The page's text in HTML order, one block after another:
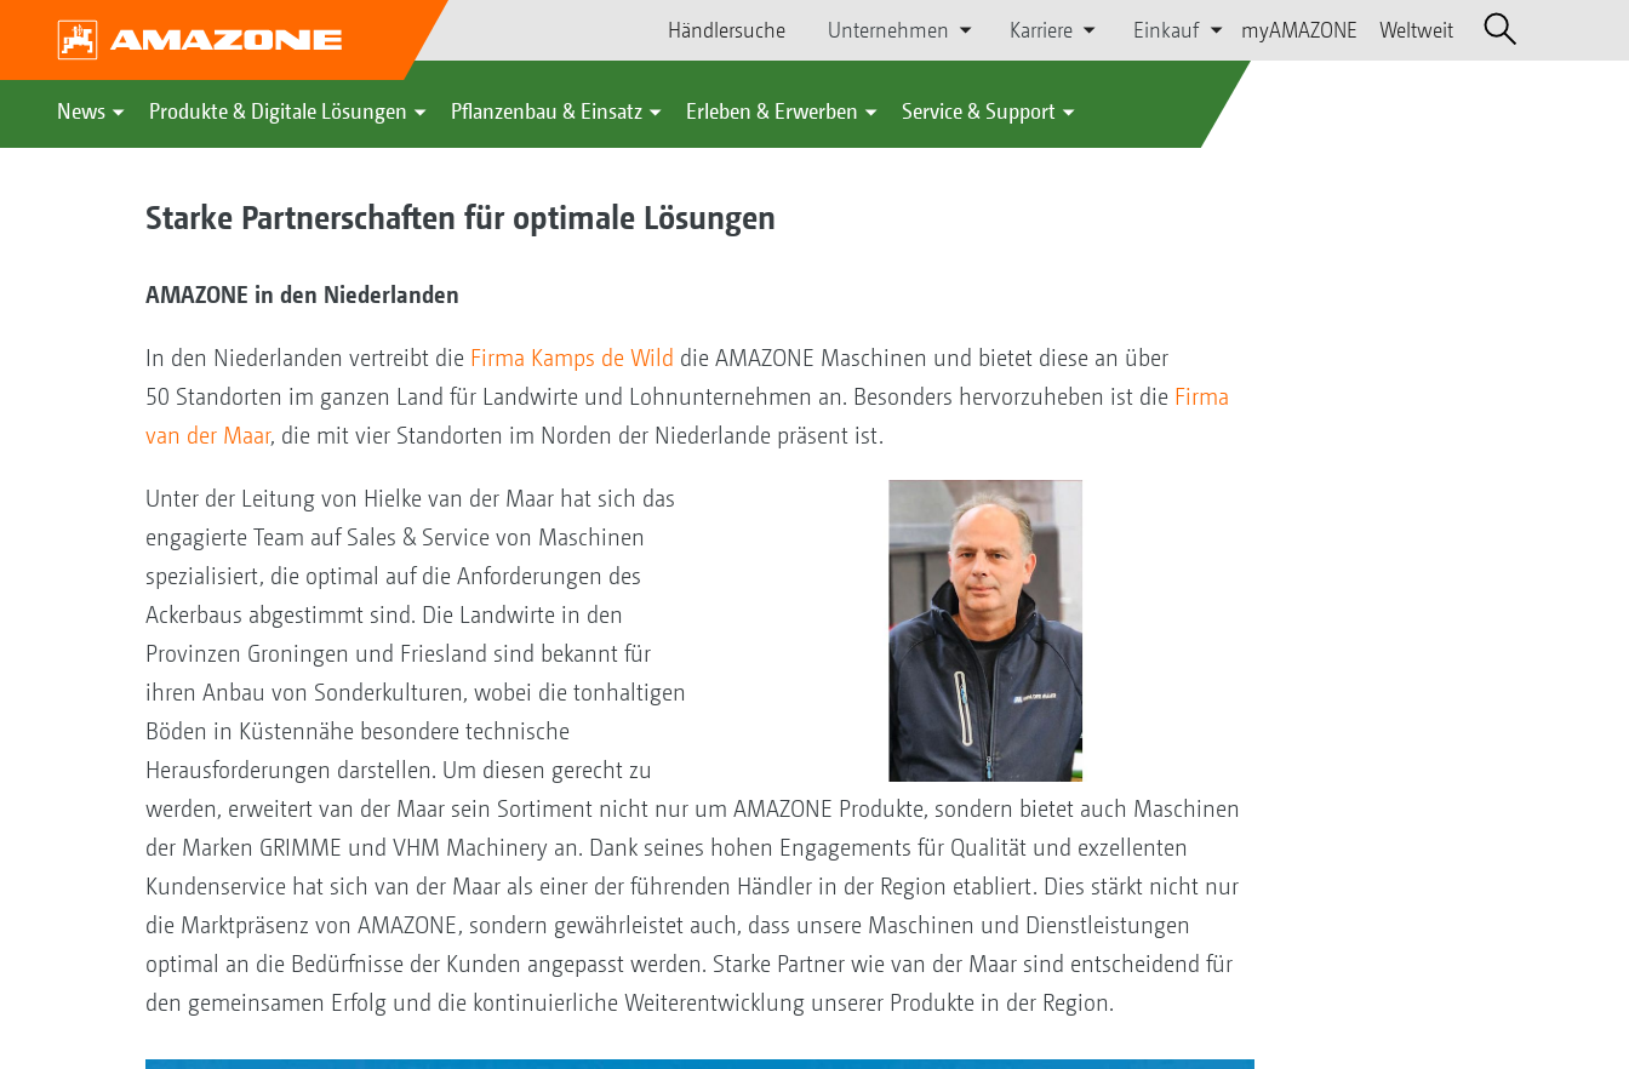
Händlersuche Unternehmen Karriere Einkauf myAMAZONE Weltweit
News Produkte & Digitale Lösungen Pflanzenbau & Einsatz Erleben & Erwerben Service & Support
Starke Partnerschaften für optimale Lösungen
AMAZONE in den Niederlanden
In den Niederlanden vertreibt die Firma Kamps de Wild die AMAZONE Maschinen und bietet diese an über
50 Standorten im ganzen Land für Landwirte und Lohnunternehmen an. Besonders hervorzuheben ist die Firma
van der Maar, die mit vier Standorten im Norden der Niederlande präsent ist.
Unter der Leitung von Hielke van der Maar hat sich das
engagierte Team auf Sales & Service von Maschinen
spezialisiert, die optimal auf die Anforderungen des
Ackerbaus abgestimmt sind. Die Landwirte in den
Provinzen Groningen und Friesland sind bekannt für
ihren Anbau von Sonderkulturen, wobei die tonhaltigen
Böden in Küstennähe besondere technische
Herausforderungen darstellen. Um diesen gerecht zu
werden, erweitert van der Maar sein Sortiment nicht nur um AMAZONE Produkte, sondern bietet auch Maschinen
der Marken GRIMME und VHM Machinery an. Dank seines hohen Engagements für Qualität und exzellenten
Kundenservice hat sich van der Maar als einer der führenden Händler in der Region etabliert. Dies stärkt nicht nur
die Marktpräsenz von AMAZONE, sondern gewährleistet auch, dass unsere Maschinen und Dienstleistungen
optimal an die Bedürfnisse der Kunden angepasst werden. Starke Partner wie van der Maar sind entscheidend für
den gemeinsamen Erfolg und die kontinuierliche Weiterentwicklung unserer Produkte in der Region.